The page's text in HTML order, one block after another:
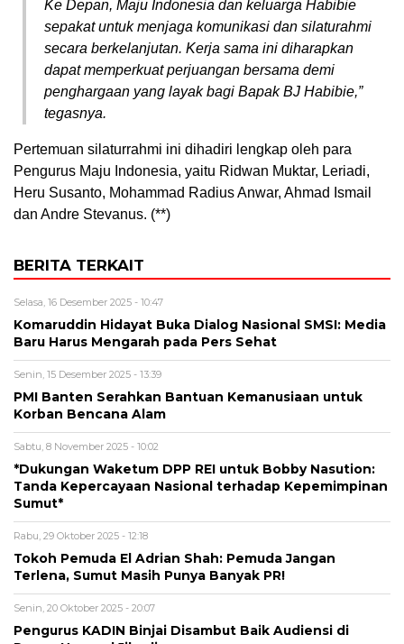
Ke Depan, Maju Indonesia dan keluarga Habibie
sepakat untuk menjaga komunikasi dan silaturahmi
secara berkelanjutan. Kerja sama ini diharapkan
dapat memperkuat perjuangan bersama demi
penghargaan yang layak bagi Bapak BJ Habibie,”
tegasnya.
Pertemuan silaturrahmi ini dihadiri lengkap oleh para
Pengurus Maju Indonesia, yaitu Ridwan Muktar, Leriadi,
Heru Susanto, Mohammad Radius Anwar, Ahmad Ismail
dan Andre Stevanus. (**)
BERITA TERKAIT
Selasa, 16 Desember 2025 - 10:47
Komaruddin Hidayat Buka Dialog Nasional SMSI: Media
Baru Harus Mengarah pada Pers Sehat
Senin, 15 Desember 2025 - 13:39
PMI Banten Serahkan Bantuan Kemanusiaan untuk
Korban Bencana Alam
Sabtu, 8 November 2025 - 10:02
*Dukungan Waketum DPP REI untuk Bobby Nasution:
Tanda Kepercayaan Nasional terhadap Kepemimpinan
Sumut*
Rabu, 29 Oktober 2025 - 12:18
Tokoh Pemuda El Adrian Shah: Pemuda Jangan
Terlena, Sumut Masih Punya Banyak PR!
Senin, 20 Oktober 2025 - 20:07
Pengurus KADIN Binjai Disambut Baik Audiensi di